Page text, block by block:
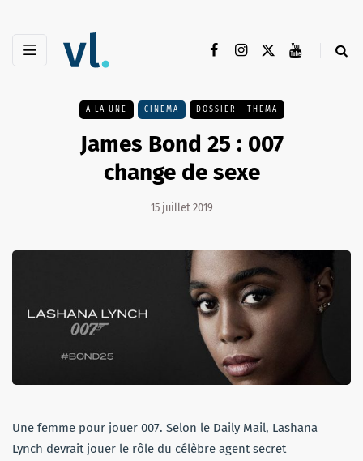
A LA UNE CINÉMA DOSSIER - THEMA
James Bond 25 : 007
change de sexe
15 juillet 2019
Une femme pour jouer 007. Selon le Daily Mail, Lashana
Lynch devrait jouer le rôle du célèbre agent secret